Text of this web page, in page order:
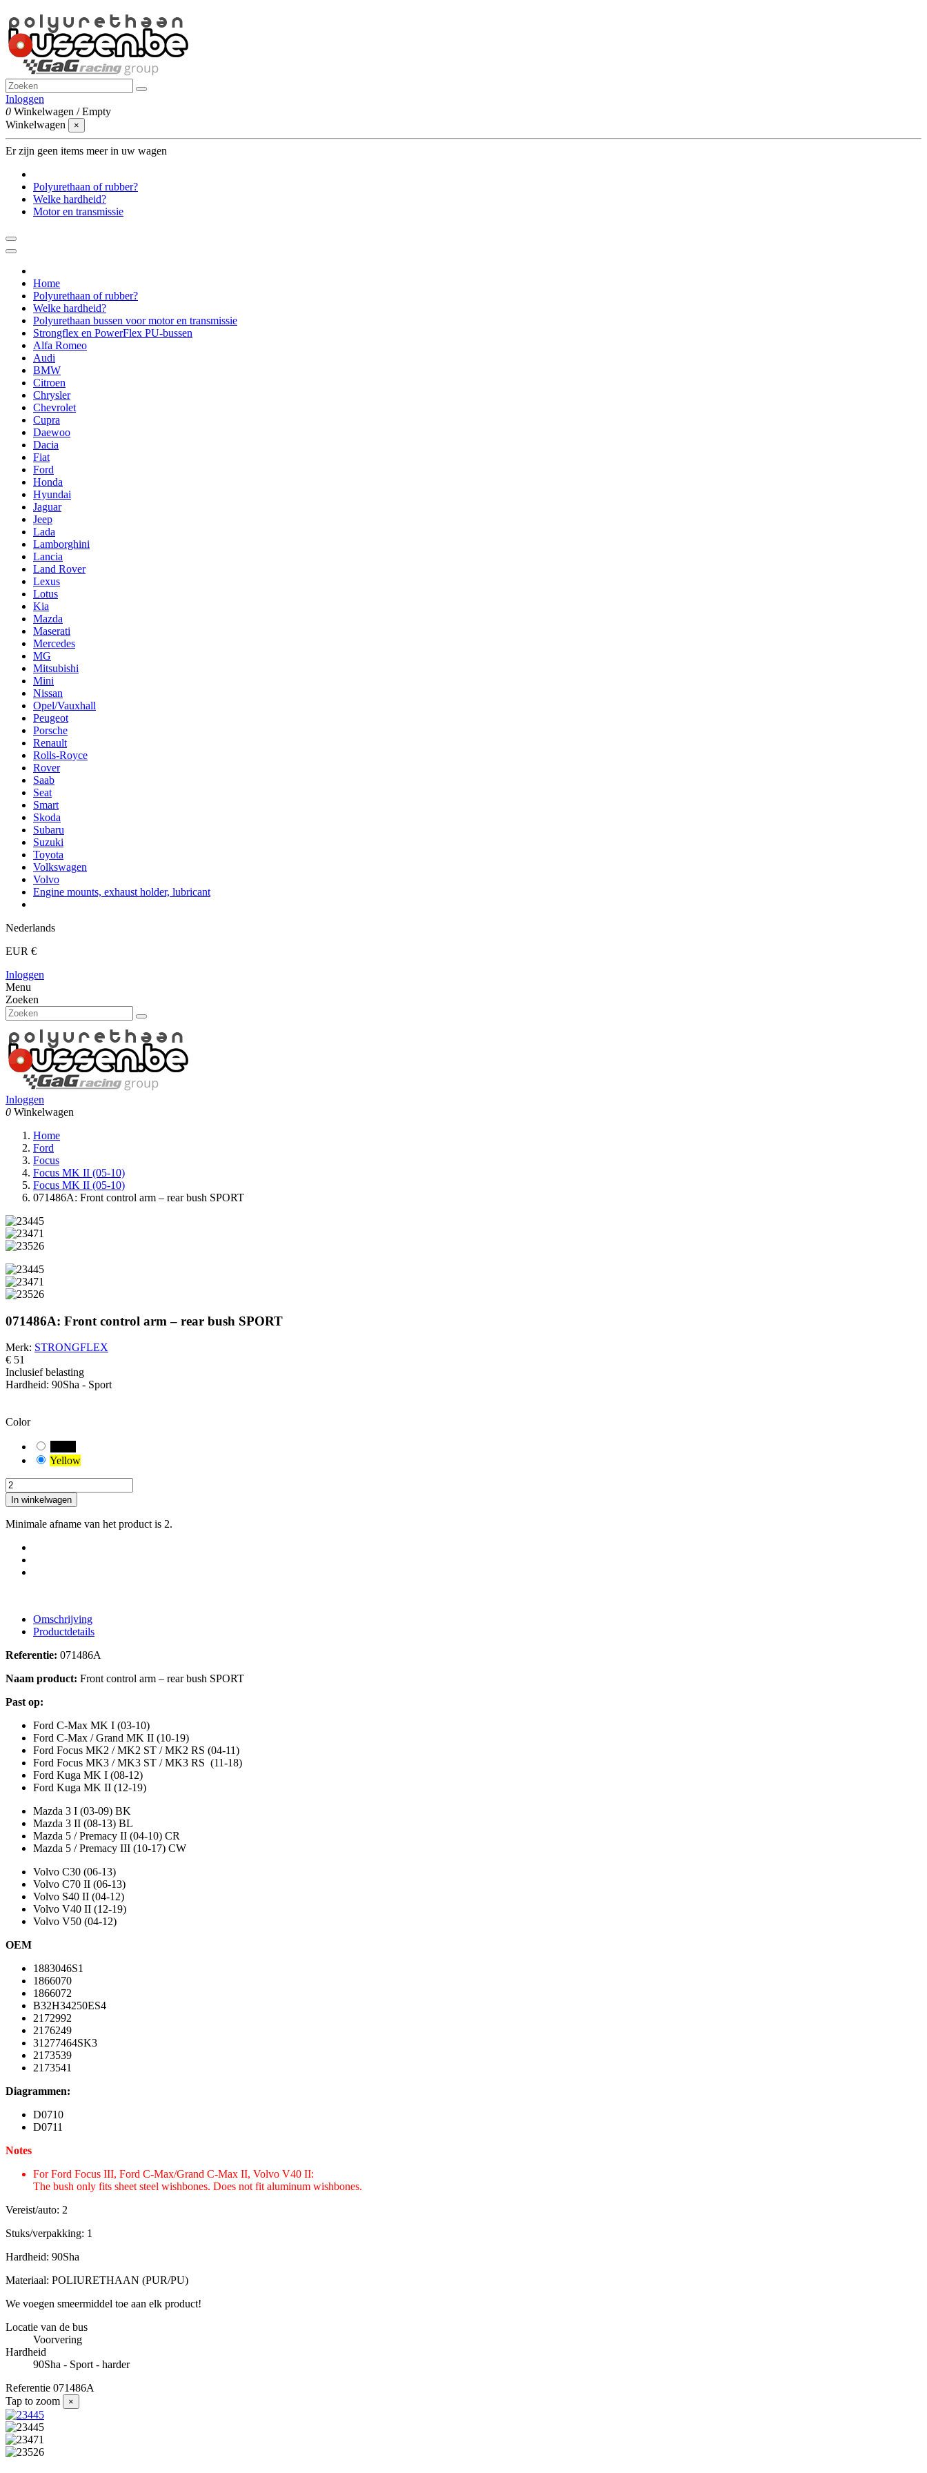
Inloggen
0 Winkelwagen /Empty
Winkelwagen
×
Er zijn geen items meer in uw wagen
Polyurethaan of rubber?
Welke hardheid?
Motor en transmissie
Home
Polyurethaan of rubber?
Welke hardheid?
Polyurethaan bussen voor motor en transmissie
Strongflex en PowerFlex PU-bussen
Alfa Romeo
Audi
BMW
Citroen
Chrysler
Chevrolet
Cupra
Daewoo
Dacia
Fiat
Ford
Honda
Hyundai
Jaguar
Jeep
Lada
Lamborghini
Lancia
Land Rover
Lexus
Lotus
Kia
Mazda
Maserati
Mercedes
MG
Mitsubishi
Mini
Nissan
Opel/Vauxhall
Peugeot
Porsche
Renault
Rolls-Royce
Rover
Saab
Seat
Smart
Skoda
Subaru
Suzuki
Toyota
Volkswagen
Volvo
Engine mounts, exhaust holder, lubricant
Nederlands
EUR €
Inloggen
Menu
Zoeken
Inloggen
0 Winkelwagen
Home
Ford
Focus
Focus MK II (05-10)
Focus MK II (05-10)
071486A: Front control arm – rear bush SPORT
071486A: Front control arm – rear bush SPORT
Merk: STRONGFLEX
€ 51
Inclusief belasting
Hardheid: 90Sha - Sport
Color
Yellow
In winkelwagen
Minimale afname van het product is 2.
Omschrijving
Productdetails
Referentie: 071486A
Naam product: Front control arm – rear bush SPORT
Past op:
Ford C-Max MK I (03-10)
Ford C-Max / Grand MK II (10-19)
Ford Focus MK2 / MK2 ST / MK2 RS (04-11)
Ford Focus MK3 / MK3 ST / MK3 RS (11-18)
Ford Kuga MK I (08-12)
Ford Kuga MK II (12-19)
Mazda 3 I (03-09) BK
Mazda 3 II (08-13) BL
Mazda 5 / Premacy II (04-10) CR
Mazda 5 / Premacy III (10-17) CW
Volvo C30 (06-13)
Volvo C70 II (06-13)
Volvo S40 II (04-12)
Volvo V40 II (12-19)
Volvo V50 (04-12)
OEM
1883046S1
1866070
1866072
B32H34250ES4
2172992
2176249
31277464SK3
2173539
2173541
Diagrammen:
D0710
D0711
Notes
For Ford Focus III, Ford C-Max/Grand C-Max II, Volvo V40 II:
The bush only fits sheet steel wishbones. Does not fit aluminum wishbones.
Vereist/auto: 2
Stuks/verpakking: 1
Hardheid: 90Sha
Materiaal: POLIURETHAAN (PUR/PU)
We voegen smeermiddel toe aan elk product!
Locatie van de bus
Voorvering
Hardheid
90Sha - Sport - harder
Referentie 071486A
Tap to zoom
×